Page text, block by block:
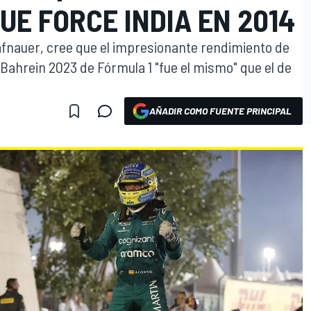
FORCE INDIA EN 2014
cree que el impresionante rendimiento de
2023 de Fórmula 1 "fue el mismo" que el de
AÑADIR COMO FUENTE PRINCIPAL